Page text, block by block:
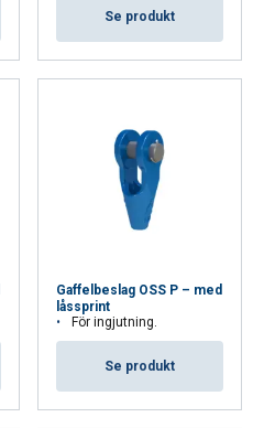
Se produkt
Gaffelbeslag OSS P – med
låssprint
För ingjutning.
Se produkt